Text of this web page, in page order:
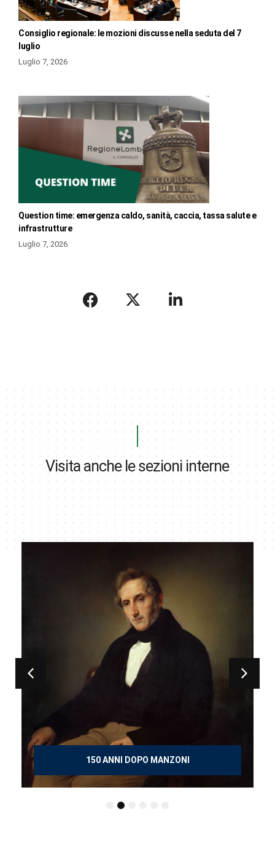
Consiglio regionale: le mozioni discusse nella seduta del 7
luglio
Luglio 7, 2026
Question time: emergenza caldo, sanità, caccia, tassa salute e
infrastrutture
Luglio 7, 2026
Visita anche le sezioni interne
150 ANNI DOPO MANZONI